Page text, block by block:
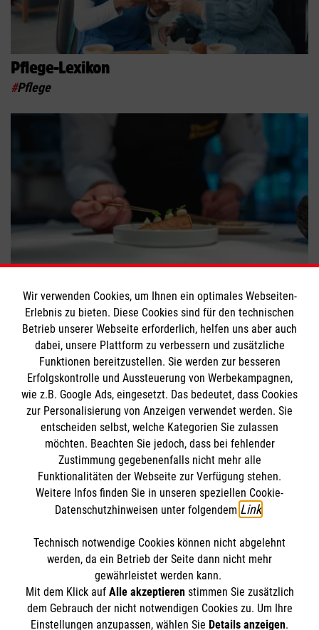
STORIES
HILFREICH
FINDE DEIN ENGAGEMENT
Pflege-Lexikon
#Pflege
Engagement und Küchenstress
Engagement im Job #Helfer im Einsatz
Bewerte diesen Artikel
Themenübersicht Über diesen Hub
Kontakt Impressum
Datenschutz Malteser.de
Wir verwenden Cookies, um Ihnen ein optimales Webseiten-
Erlebnis zu bieten. Diese Cookies sind für den technischen
Betrieb unserer Webseite erforderlich, helfen uns aber auch
dabei, unsere Plattform zu verbessern und zusätzliche
Funktionen bereitzustellen. Sie werden zur besseren
Erfolgskontrolle und Aussteuerung von Werbekampagnen,
wie z.B. Google Ads, eingesetzt. Das bedeutet, dass Cookies
zur Personalisierung von Anzeigen verwendet werden. Sie
entscheiden selbst, welche Kategorien Sie zulassen
möchten. Beachten Sie jedoch, dass bei fehlender
Zustimmung gegebenenfalls nicht mehr alle
Funktionalitäten der Webseite zur Verfügung stehen.
Weitere Infos finden Sie in unseren speziellen Cookie-
Datenschutzhinweisen unter folgendem Link
Technisch notwendige Cookies können nicht abgelehnt
werden, da ein Betrieb der Seite dann nicht mehr
gewährleistet werden kann.
Mit dem Klick auf Alle akzeptierenstimmen Sie zusätzlich
dem Gebrauch der nicht notwendigen Cookies zu. Um Ihre
Einstellungen anzupassen, wählen Sie Details anzeigen.